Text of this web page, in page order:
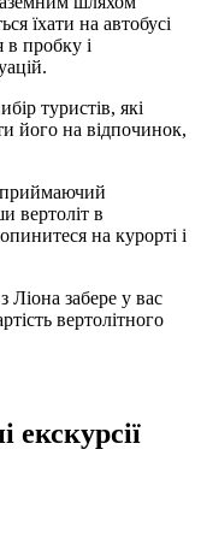
їхати на автобусі
в пробку і
туристів, які
його на відпочинок,
приймаючий
вертоліт в
на курорті і
Ліона забере у вас
вертолітного
екскурсії